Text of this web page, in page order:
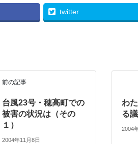
twitter
前の記事
台風23号・穂高町での
被害の状況は（その
１）
2004年11月8日
わ
る
2004